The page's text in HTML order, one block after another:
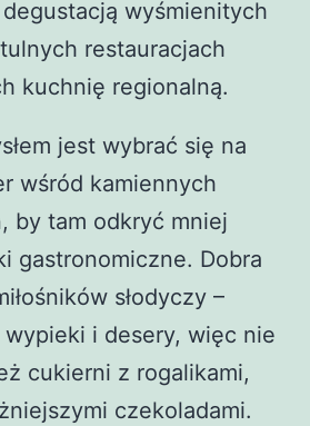
degustacją wyśmienitych
restauracjach
kuchnię regionalną.
jest wybrać się na
wśród kamiennych
by tam odkryć mniej
gastronomiczne. Dobra
słodyczy –
i desery, więc nie
cukierni z rogalikami,
czekoladami.